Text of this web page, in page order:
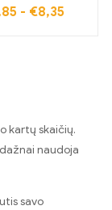
prieinama
- €8,35
kartų skaičių.
naudoja
savo